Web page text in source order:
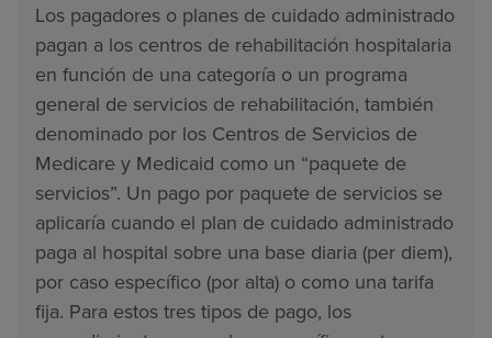
Los pagadores o planes de cuidado administrado
pagan a los centros de rehabilitación hospitalaria
en función de una categoría o un programa
general de servicios de rehabilitación, también
denominado por los Centros de Servicios de
Medicare y Medicaid como un “paquete de
servicios”. Un pago por paquete de servicios se
aplicaría cuando el plan de cuidado administrado
paga al hospital sobre una base diaria (per diem),
por caso específico (por alta) o como una tarifa
fija. Para estos tres tipos de pago, los